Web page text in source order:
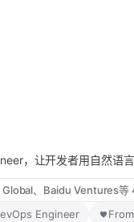
，让开发者用自然语
Global、Baidu Ventures等
Engineer